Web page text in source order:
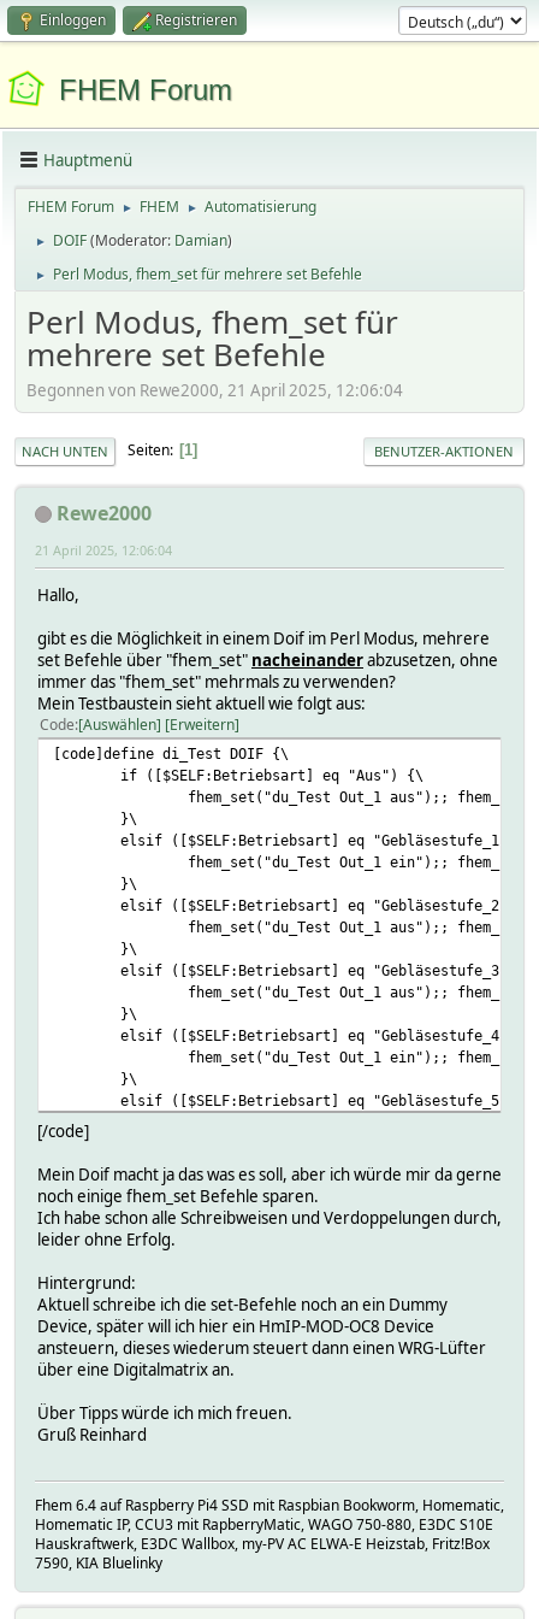
Einloggen Registrieren
FHEM Forum
Hauptmenü
FHEM Forum ► FHEM ► Automatisierung
► DOIF(Moderator: Damian)
► Perl Modus, fhem_set für mehrere set Befehle
Perl Modus, fhem_set für
mehrere set Befehle
Begonnen von Rewe2000, 21 April 2025, 12:06:04
NACH UNTEN Seiten 1 BENUTZER-AKTIONEN
Rewe2000
21 April 2025, 12:06:04
Hallo,
gibt es die Möglichkeit in einem Doif im Perl Modus, mehrere
set Befehle über "fhem_set" nacheinanderabzusetzen, ohne
immer das "fhem_set" mehrmals zu verwenden?
Mein Testbaustein sieht aktuell wie folgt aus:
Code Auswählen Erweitern
[code]define di_Test DOIF {\
if ([$SELF:Betriebsart] eq "Aus") {\
fhem_set("du_Test Out_1 aus");;
}\
elsif ([$SELF:Betriebsart] eq "Gebläsestufe_1")
fhem_set("du_Test Out_1 ein");;
}\
elsif ([$SELF:Betriebsart] eq "Gebläsestufe_2")
fhem_set("du_Test Out_1 aus");;
}\
elsif ([$SELF:Betriebsart] eq "Gebläsestufe_3")
fhem_set("du_Test Out_1 aus");;
}\
elsif ([$SELF:Betriebsart] eq "Gebläsestufe_4")
fhem_set("du_Test Out_1 ein");;
}\
elsif ([$SELF:Betriebsart] eq "Gebläsestufe_5")
elsif ([$SELF:Betriebsart] eq "Auto") {\
fhem_set("du_Test Out_1 aus");;
}\
elsif ([$SELF:Betriebsart] eq "Badsteuerung") {\
}\
elsif ([$SELF:Betriebsart] eq "Nachtlüftung") {\
fhem_set("du_Test Out_1 aus");;
}\
attr di_Test DbLogExclude .*
attr di_Test readingList Betriebsart
attr di_Test setList
#
}
#
elsif ([$SELF:Betriebsart] eq "Gebläsestufe_1") {
#
fhem_set("du_Test Out_1 ein");
[/code]
Mein Doif macht ja das was es soll, aber ich würde mir da gerne
noch einige fhem_set Befehle sparen.
Ich habe schon alle Schreibweisen und Verdoppelungen durch,
leider ohne Erfolg.
Hintergrund:
Aktuell schreibe ich die set-Befehle noch an ein Dummy
Device, später will ich hier ein HmIP-MOD-OC8 Device
ansteuern, dieses wiederum steuert dann einen WRG-Lüfter
über eine Digitalmatrix an.
Über Tipps würde ich mich freuen.
Gruß Reinhard
Fhem 6.4 auf Raspberry Pi4 SSD mit Raspbian Bookworm, Homematic,
Homematic IP, CCU3 mit RapberryMatic, WAGO 750-880, E3DC S10E
Hauskraftwerk, E3DC Wallbox, my-PV AC ELWA-E Heizstab, Fritz!Box
7590, KIA Bluelinky